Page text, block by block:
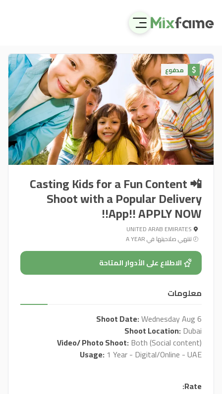
مدفوع
📲 Casting Kids for a Fun Content
Shoot with a Popular Delivery
App!! APPLY NOW!!
UNITED ARAB EMIRATES
تنتهي صلاحيتها في A YEAR
الاطلاع على الأدوار المتاحة
معلومات
Shoot Date:Wednesday Aug 6
Shoot Location:Dubai
Video/ Photo Shoot:Both (Social content)
Usage:1 Year - Digital/Online - UAE
Rate :